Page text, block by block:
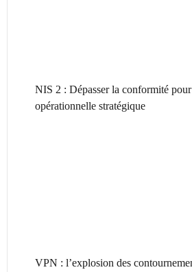
NIS 2 : Dépasser la conformité
opérationnelle stratégique
VPN : l’explosion des